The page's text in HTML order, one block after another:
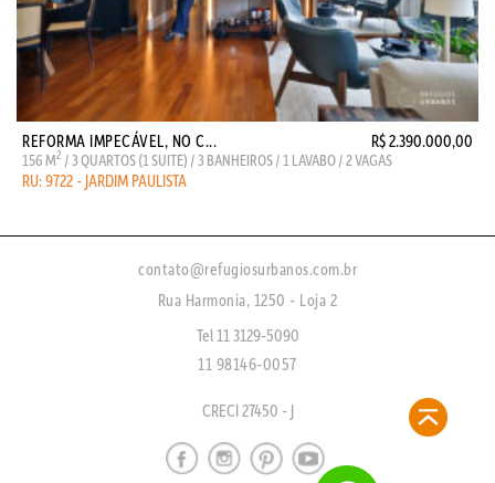
REFORMA IMPECÁVEL, NO C... R$ 2.390.000,00
156 M2 / 3 QUARTOS (1 SUITE) / 3 BANHEIROS / 1 LAVABO / 2 VAGAS
RU: 9722 - JARDIM PAULISTA
contato@refugiosurbanos.com.br
Rua Harmonia, 1250 - Loja 2
Tel 11 3129-5090
11 98146-0057
CRECI 27450 - J